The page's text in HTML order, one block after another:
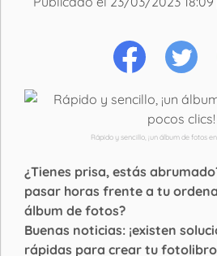
Rápido y sencillo, ¡un álbum de fotos
¿Tienes prisa, estás
pasar horas frente a tu
álbum de fotos?
Buenas noticias: ¡existen
rápidas para crear tu